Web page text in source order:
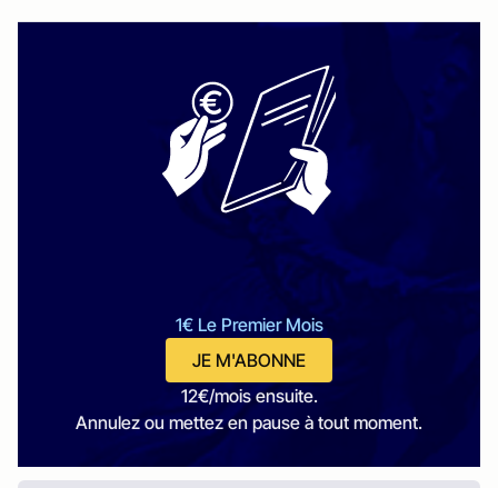
1€ Le Premier Mois
JE M'ABONNE
12€/mois ensuite.
Annulez ou mettez en pause à tout moment.